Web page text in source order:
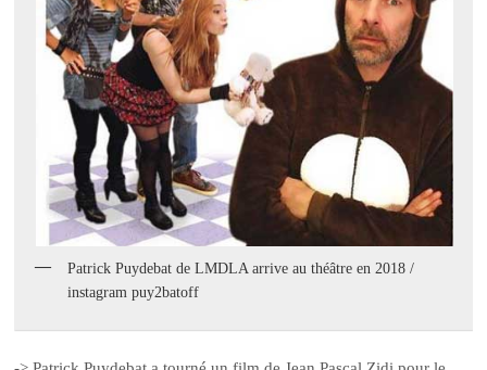
Patrick Puydebat de LMDLA arrive au théâtre en 2018 /
instagram puy2batoff